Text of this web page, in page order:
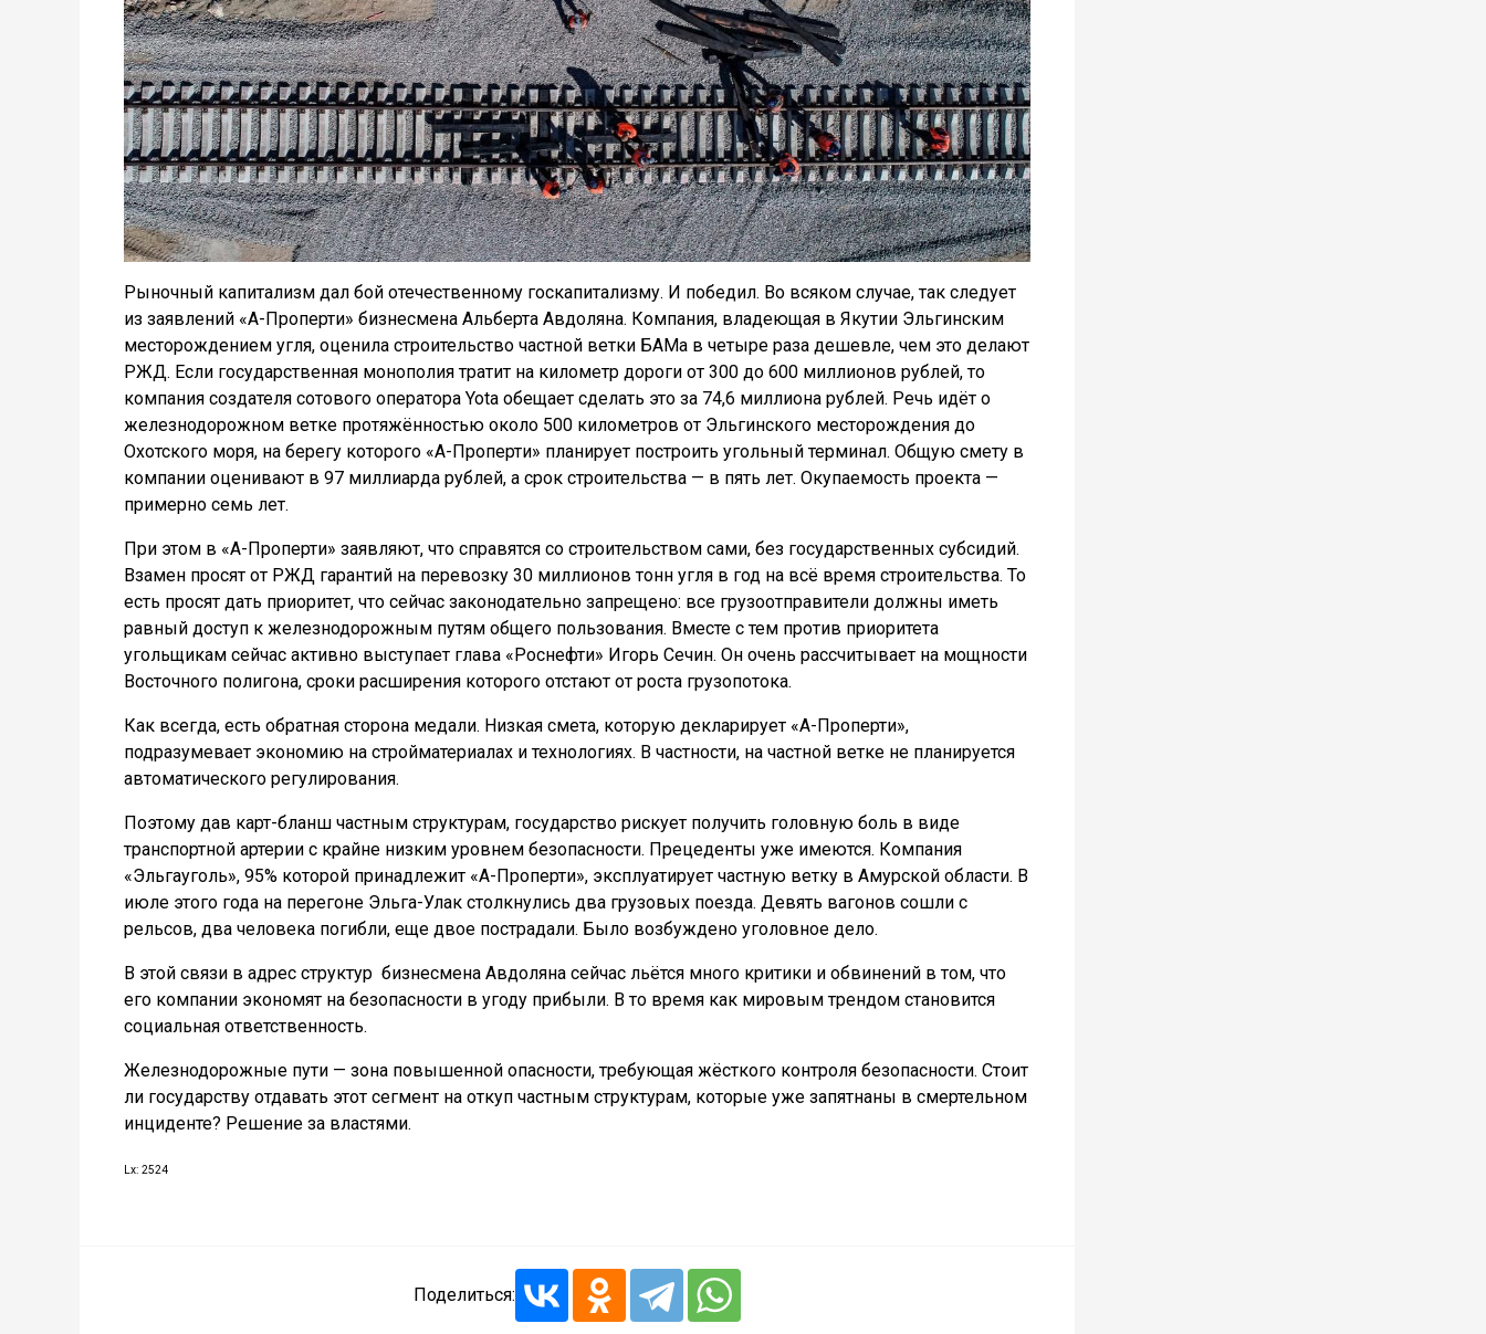
Рыночный капитализм дал бой отечественному госкапитализму. И победил. Во всяком случае, так следует
из заявлений «А-Проперти» бизнесмена Альберта Авдоляна. Компания, владеющая в Якутии Эльгинским
месторождением угля, оценила строительство частной ветки БАМа в четыре раза дешевле, чем это делают
РЖД. Если государственная монополия тратит на километр дороги от 300 до 600 миллионов рублей, то
компания создателя сотового оператора Yota обещает сделать это за 74,6 миллиона рублей. Речь идёт о
железнодорожном ветке протяжённостью около 500 километров от Эльгинского месторождения до
Охотского моря, на берегу которого «А-Проперти» планирует построить угольный терминал. Общую смету в
компании оценивают в 97 миллиарда рублей, а срок строительства — в пять лет. Окупаемость проекта —
примерно семь лет.
При этом в «А-Проперти» заявляют, что справятся со строительством сами, без государственных субсидий.
Взамен просят от РЖД гарантий на перевозку 30 миллионов тонн угля в год на всё время строительства. То
есть просят дать приоритет, что сейчас законодательно запрещено: все грузоотправители должны иметь
равный доступ к железнодорожным путям общего пользования. Вместе с тем против приоритета
угольщикам сейчас активно выступает глава «Роснефти» Игорь Сечин. Он очень рассчитывает на мощности
Восточного полигона, сроки расширения которого отстают от роста грузопотока.
Как всегда, есть обратная сторона медали. Низкая смета, которую декларирует «А-Проперти»,
подразумевает экономию на стройматериалах и технологиях. В частности, на частной ветке не планируется
автоматического регулирования.
Поэтому дав карт-бланш частным структурам, государство рискует получить головную боль в виде
транспортной артерии с крайне низким уровнем безопасности. Прецеденты уже имеются. Компания
«Эльгауголь», 95% которой принадлежит «А-Проперти», эксплуатирует частную ветку в Амурской области. В
июле этого года на перегоне Эльга-Улак столкнулись два грузовых поезда. Девять вагонов сошли с
рельсов, два человека погибли, еще двое пострадали. Было возбуждено уголовное дело.
В этой связи в адрес структур бизнесмена Авдоляна сейчас льётся много критики и обвинений в том, что
его компании экономят на безопасности в угоду прибыли. В то время как мировым трендом становится
социальная ответственность.
Железнодорожные пути — зона повышенной опасности, требующая жёсткого контроля безопасности. Стоит
ли государству отдавать этот сегмент на откуп частным структурам, которые уже запятнаны в смертельном
инциденте? Решение за властями.
Lx: 2524
Поделиться: